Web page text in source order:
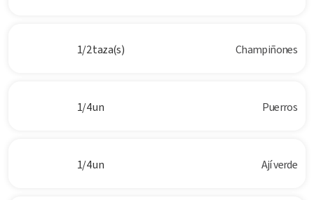
1/2 taza(s) Champiñones
1/4 un Puerros
1/4 un Ají verde